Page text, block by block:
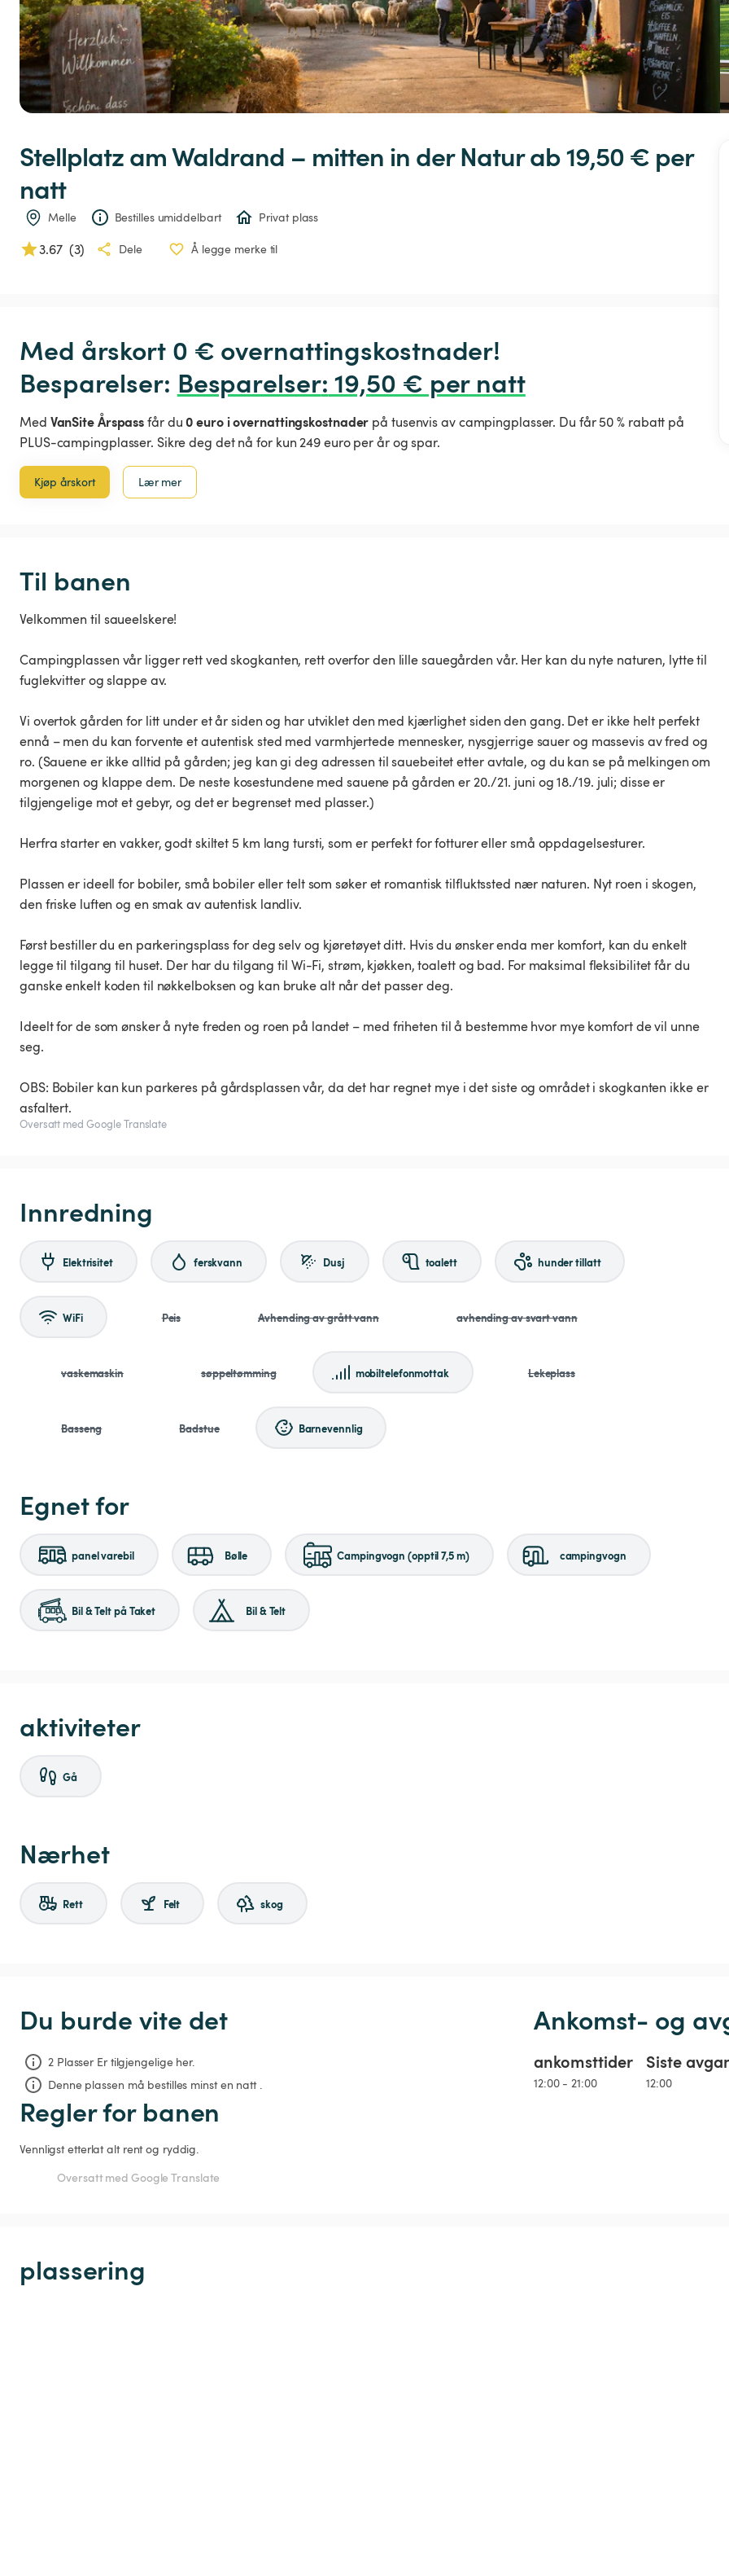
StellplatzamWaldrand – mitten in der Natur ab 19,50 € per
natt
Melle Bestilles umiddelbart Privat plass
3.67 (3) Dele Å legge merke til
Med årskort 0 € overnattingskostnader!
Besparelser: Besparelser: 19,50 € per natt
Med VanSite Årspassfår du0 euro i overnattingskostnader på tusenvis av campingplasser. Du får 50 % rabatt på
PLUS-campingplasser. Sikre deg det nå for kun 249 euro per år og spar.
Kjøp årskort Lær mer
Til banen
Velkommen til saueelskere!
Campingplassen vår ligger rett ved skogkanten, rett overfor den lille sauegården vår. Her kan du nyte naturen, lytte til
fuglekvitter og slappe av.
Vi overtok gården for litt under et år siden og har utviklet den med kjærlighet siden den gang. Det er ikke helt perfekt
ennå – men du kan forvente et autentisk sted med varmhjertede mennesker, nysgjerrige sauer og massevis av fred og
ro. (Sauene er ikke alltid på gården; jeg kan gi deg adressen til sauebeitet etter avtale, og du kan se på melkingen om
morgenen og klappe dem. De neste kosestundene med sauene på gården er 20./21. juni og 18./19. juli; disse er
tilgjengelige mot et gebyr, og det er begrenset med plasser.)
Herfra starter en vakker, godt skiltet 5 km lang tursti, som er perfekt for fotturer eller små oppdagelsesturer.
Plassen er ideell for bobiler, små bobiler eller telt som søker et romantisk tilfluktssted nær naturen. Nyt roen i skogen,
den friske luften og en smak av autentisk landliv.
Først bestiller du en parkeringsplass for deg selv og kjøretøyet ditt. Hvis du ønsker enda mer komfort, kan du enkelt
legge til tilgang til huset. Der har du tilgang til Wi-Fi, strøm, kjøkken, toalett og bad. For maksimal fleksibilitet får du
ganske enkelt koden til nøkkelboksen og kan bruke alt når det passer deg.
Ideelt for de som ønsker å nyte freden og roen på landet – med friheten til å bestemme hvor mye komfort de vil unne
seg.
OBS: Bobiler kan kun parkeres på gårdsplassen vår, da det har regnet mye i det siste og området i skogkanten ikke er
asfaltert.
Oversatt med Google Translate
Innredning
Elektrisitet ferskvann Dusj toalett hunder tillatt
WiFi Peis Avhending av grått vann avhending av svart vann
vaskemaskin søppeltømming mobiltelefonmottak Lekeplass
Basseng Badstue Barnevennlig
Egnet for
panel varebil Bølle Campingvogn (opptil 7,5 m) campingvogn
Bil & Telt på Taket Bil & Telt
aktiviteter
Gå
Nærhet
Rett Felt skog
Du burde vite det
2 Plasser Er tilgjengelige her.
Denne plassen må bestilles minst en natt .
Ankomst- og
ankomsttider
12:00 - 21:00
Siste
12:00
Regler for banen
Vennligst etterlat alt rent og ryddig.
Oversatt med Google Translate
plassering